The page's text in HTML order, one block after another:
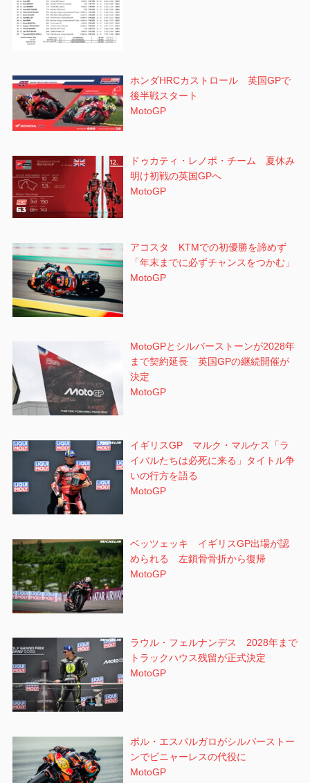
ホンダHRCカストロール 英国GPで
後半戦スタート
MotoGP
ドゥカティ・レノボ・チーム 夏休み
明け初戦の英国GPへ
MotoGP
アコスタ KTMでの初優勝を諦めず
「年末までに必ずチャンスをつかむ」
MotoGP
MotoGPとシルバーストーンが2028年
まで契約延長 英国GPの継続開催が
決定
MotoGP
イギリスGP マルク・マルケス「ラ
イバルたちは必死に来る」タイトル争
いの行方を語る
MotoGP
ベッツェッキ イギリスGP出場が認
められる 左鎖骨骨折から復帰
MotoGP
ラウル・フェルナンデス 2028年まで
トラックハウス残留が正式決定
MotoGP
ポル・エスパルガロがシルバーストー
ンでビニャーレスの代役に
MotoGP